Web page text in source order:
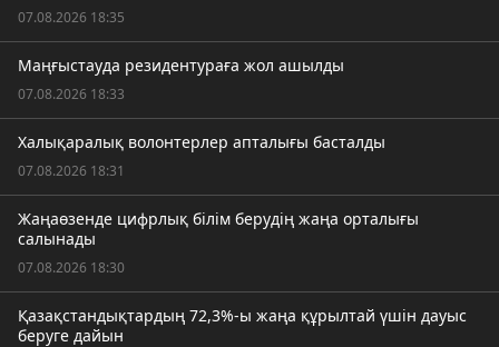
07.08.2026 18:35
Маңғыстауда резидентураға жол ашылды
07.08.2026 18:33
Халықаралық волонтерлер апталығы басталды
07.08.2026 18:31
Жаңаөзенде цифрлық білім берудің жаңа орталығы
салынады
07.08.2026 18:30
Қазақстандықтардың 72,3%-ы жаңа құрылтай үшін дауыс
беруге дайын